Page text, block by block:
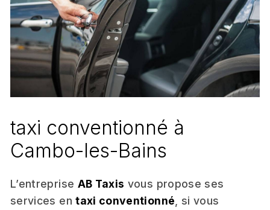
taxi conventionné à
Cambo-les-Bains
L’entreprise AB Taxis vous propose ses
services entaxi conventionné , si vous